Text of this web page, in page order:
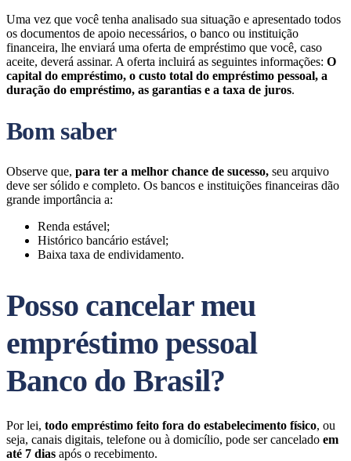
Uma vez que você tenha analisado sua situação e apresentado todos
os documentos de apoio necessários, o banco ou instituição
financeira, lhe enviará uma oferta de empréstimo que você, caso
aceite, deverá assinar. A oferta incluirá as seguintes informações: O
capital do empréstimo, o custo total do empréstimo pessoal, a
duração do empréstimo, as garantias e a taxa de juros.
Bom saber
Observe que, para ter a melhor chance de sucesso, seu arquivo
deve ser sólido e completo. Os bancos e instituições financeiras dão
grande importância a:
Renda estável;
Histórico bancário estável;
Baixa taxa de endividamento.
Posso cancelar meu
empréstimo pessoal
Banco do Brasil?
Por lei, todo empréstimo feito fora do estabelecimento físico, ou
seja, canais digitais, telefone ou à domicílio, pode ser cancelado em
até 7 dias após o recebimento.